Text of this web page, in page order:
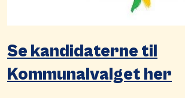
Se kandidaterne til
Kommunalvalget her